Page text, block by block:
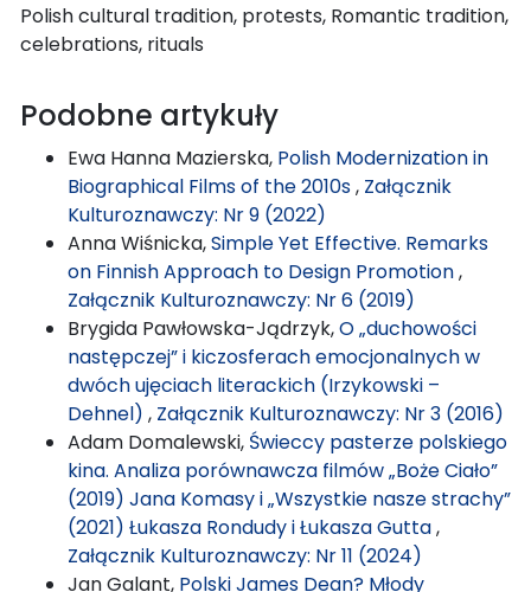
Polish cultural tradition, protests, Romantic tradition,
celebrations, rituals
Podobne artykuły
Ewa Hanna Mazierska, Polish Modernization in
Biographical Films of the 2010s, Załącznik
Kulturoznawczy: Nr 9 (2022)
Anna Wiśnicka,Simple Yet Effective. Remarks
on Finnish Approach to Design Promotion,
Załącznik Kulturoznawczy: Nr 6 (2019)
Brygida Pawłowska-Jądrzyk,O „duchowości
następczej” i kiczosferach emocjonalnych w
dwóch ujęciach literackich (Irzykowski –
Dehnel) , Załącznik Kulturoznawczy: Nr 3 (2016)
Adam Domalewski, Świeccy pasterze polskiego
kina. Analiza porównawcza filmów „Boże Ciało”
(2019) Jana Komasy i „Wszystkie nasze strachy”
(2021) Łukasza Rondudy i Łukasza Gutta,
Załącznik Kulturoznawczy: Nr 11 (2024)
Jan Galant, Polski James Dean? Młody